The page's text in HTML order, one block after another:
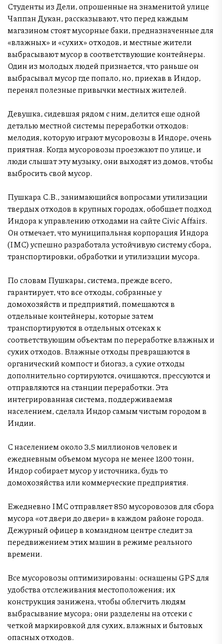
Студенты из Дели, опрошенные на знаменитой улице
Чаппан Дукан, рассказывают, что перед каждым
магазином стоят мусорные баки, предназначенные для
«влажных» и «сухих» отходов, и местные жители
выбрасывают мусор в соответствующие контейнеры.
Один из молодых людей признается, что раньше он
выбрасывал мусор где попало, но, приехав в Индор,
перенял полезные привычки местных жителей.
Девушка, сидевшая рядом с ним, делится еще одной
деталью местной системы переработки отходов:
мелодия, которую играют мусоровозы в Индоре, очень
приятная. Когда мусоровозы проезжают по улице, и
люди слышат эту музыку, они выходят из домов, чтобы
выбросить свой мусор.
Пушкара С.В., занимающийся вопросами утилизации
твердых отходов в крупных городах, обобщает подход
Индора к управлению отходами на сайте Civic Affairs.
Он отмечает, что муниципальная корпорация Индора
(IMC) успешно разработала устойчивую систему сбора,
транспортировки, обработки и утилизации мусора.
По словам Пушкары, система, прежде всего,
гарантирует, что все отходы, собранные у
домохозяйств и предприятий, помещаются в
отдельные контейнеры, которые затем
транспортируются в отдельных отсеках к
соответствующим объектам по переработке влажных и
сухих отходов. Влажные отходы превращаются в
органический компост и биогаз, а сухие отходы
дополнительно сортируются, очищаются, прессуются и
отправляются на станции переработки. Эта
интегрированная система, поддерживаемая
населением, сделала Индор самым чистым городом в
Индии.
С населением около 3,5 миллионов человек и
ежедневным объемом мусора не менее 1200 тонн,
Индор собирает мусор у источника, будь то
домохозяйства или коммерческие предприятия.
Ежедневно IMC отправляет 850 мусоровозов для сбора
мусора «от двери до двери» в каждом районе города.
Дежурный офицер в командном центре следит за
передвижением этих машин в режиме реального
времени.
Все мусоровозы оптимизированы: оснащены GPS для
удобства отслеживания местоположения; их
конструкция занижена, чтобы облегчить людям
выбрасывание мусора; они разделены на отсеки с
четкой маркировкой для сухих, влажных и бытовых
опасных отходов.